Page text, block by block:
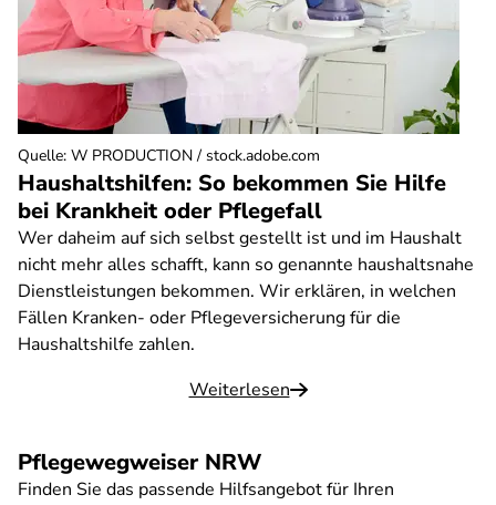
Haushaltshilfen: So bekommen Sie Hilfe
bei Krankheit oder Pflegefall
Wer daheim auf sich selbst gestellt ist und im Haushalt
nicht mehr alles schafft, kann so genannte haushaltsnahe
Dienstleistungen bekommen. Wir erklären, in welchen
Fällen Kranken- oder Pflegeversicherung für die
Haushaltshilfe zahlen.
Weiterlesen
Quelle: W PRODUCTION / stock.adobe.com
Pflegewegweiser NRW
Finden Sie das passende Hilfsangebot für Ihren